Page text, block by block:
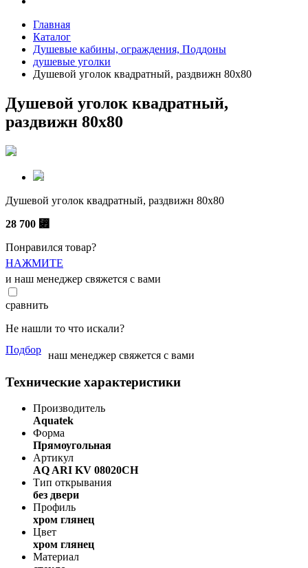
Главная
Каталог
Душевые кабины, ограждения, Поддоны
душевые уголки
Душевой уголок квадратный, раздвижн 80x80
Душевой уголок квадратный,
раздвижн 80x80
Душевой уголок квадратный, раздвижн 80x80
28 700 ⃏
Понравился товар?
НАЖМИТЕ
и наш менеджер свяжется с вами
сравнить
Не нашли то что искали?
Подбор наш менеджер свяжется с вами
Технические характеристики
Производитель
Aquatek
Форма
Прямоугольная
Артикул
AQ ARI KV 08020CH
Тип открывания
без двери
Профиль
хром глянец
Цвет
хром глянец
Материал